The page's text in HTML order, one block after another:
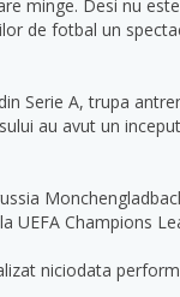
minge. Desi nu
de fotbal un
Serie A, trupa
au avut un
UEFA Champions
niciodata